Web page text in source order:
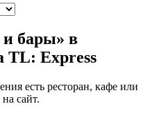
и бары» в
TL: Express
есть ресторан, кафе или
сайт.